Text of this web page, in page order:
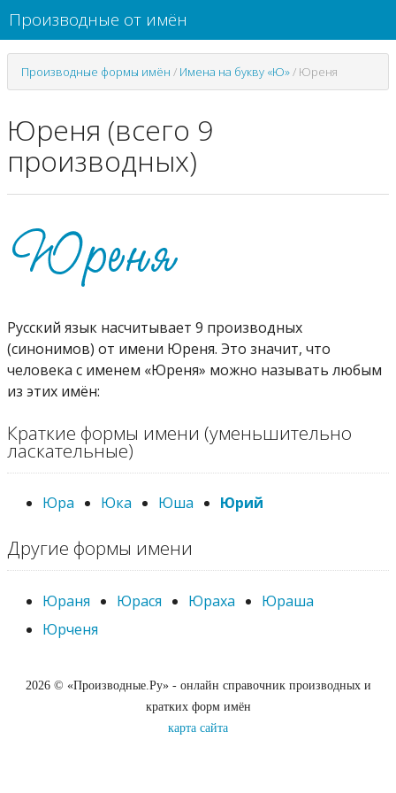
Производные от имён
Производные формы имён / Имена на букву «Ю»/ Юреня
Юреня (всего 9
производных)
Русский язык насчитывает 9 производных
(синонимов) от имени Юреня. Это значит, что
человека с именем «Юреня» можно называть любым
из этих имён:
Краткие формы имени (уменьшительно
ласкательные)
Юра Юка Юша Юрий
Другие формы имени
Юраня Юрася Юраха
Юраша
Юрченя
2026 © «Производные.Ру» - онлайн справочник производных и
кратких форм имён
карта сайта